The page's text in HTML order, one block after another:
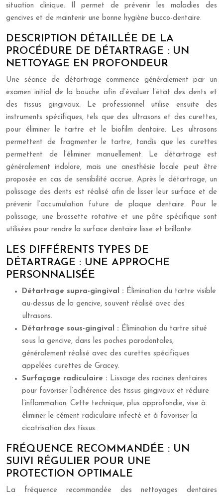
situation clinique. Il permet de prévenir les maladies des
gencives et de maintenir une bonne hygiène bucco-dentaire.
DESCRIPTION DÉTAILLÉE DE LA
PROCÉDURE DE DÉTARTRAGE : UN
NETTOYAGE EN PROFONDEUR
Une séance de détartrage commence généralement par un
examen initial de la bouche afin d’évaluer l’état des dents et
des tissus gingivaux. Le professionnel utilise ensuite des
instruments spécifiques, tels que des ultrasons et des curettes,
pour éliminer le tartre et le biofilm dentaire. Les ultrasons
permettent de fragmenter le tartre, tandis que les curettes
permettent de l’éliminer manuellement. Le détartrage est
généralement indolore, mais une anesthésie locale peut être
proposée en cas de sensibilité accrue. Après le détartrage, un
polissage des dents est réalisé afin de lisser leur surface et de
prévenir l’accumulation future de plaque dentaire. Pour le
polissage, une brossette rotative et une pâte spécifique sont
utilisées pour rendre la surface dentaire lisse et brillante.
LES DIFFÉRENTS TYPES DE
DÉTARTRAGE : UNE APPROCHE
PERSONNALISÉE
Détartrage supra-gingival : Élimination du tartre visible
au-dessus de la gencive, souvent réalisé avec des
ultrasons.
Détartrage sous-gingival : Élimination du tartre situé
sous la gencive, dans les poches parodontales,
généralement réalisé avec des curettes spécifiques
appelées curettes de Gracey.
Surfaçage radiculaire : Lissage des racines dentaires
pour favoriser l’adhérence des tissus gingivaux et réduire
l’inflammation. Cette technique, plus approfondie, vise à
éliminer le cément radiculaire infecté et à favoriser la
cicatrisation des tissus.
FRÉQUENCE RECOMMANDÉE : UN
SUIVI RÉGULIER POUR UNE
PROTECTION OPTIMALE
La fréquence recommandée des nettoyages dentaires